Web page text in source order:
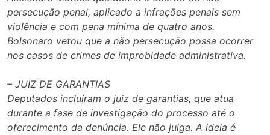
persecução penal, aplicado a infrações penais sem
violência e com pena mínima de quatro anos.
Bolsonaro vetou que a não persecução possa ocorrer
nos casos de crimes de improbidade administrativa.
– JUIZ DE GARANTIAS
Deputados incluíram o juiz de garantias, que atua
durante a fase de investigação do processo até o
oferecimento da denúncia. Ele não julga. A ideia é